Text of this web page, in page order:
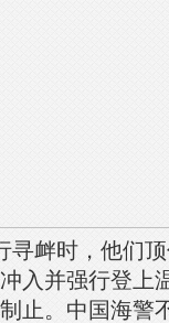
寻衅时，他们
入并强行登上
止。中国海警